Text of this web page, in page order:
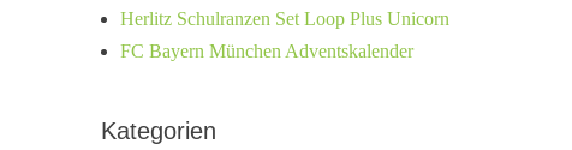
Herlitz Schulranzen Set Loop Plus Unicorn
FC Bayern München Adventskalender
Kategorien